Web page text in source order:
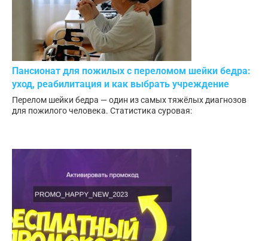
Пансионат для пожилых с переломом шейки бедра:
уход, реабилитация и как выбрать учреждение
Перелом шейки бедра — один из самых тяжёлых диагнозов
для пожилого человека. Статистика суровая: